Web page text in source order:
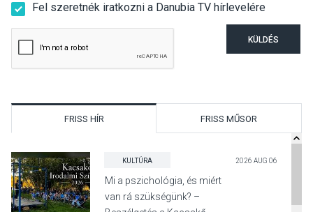
Fel szeretnék iratkozni a Danubia TV hírlevelére
KÜLDÉS
FRISS HÍR FRISS MŰSOR
KULTÚRA 2026 AUG 06
Mi a pszichológia, és miért
van rá szükségünk? –